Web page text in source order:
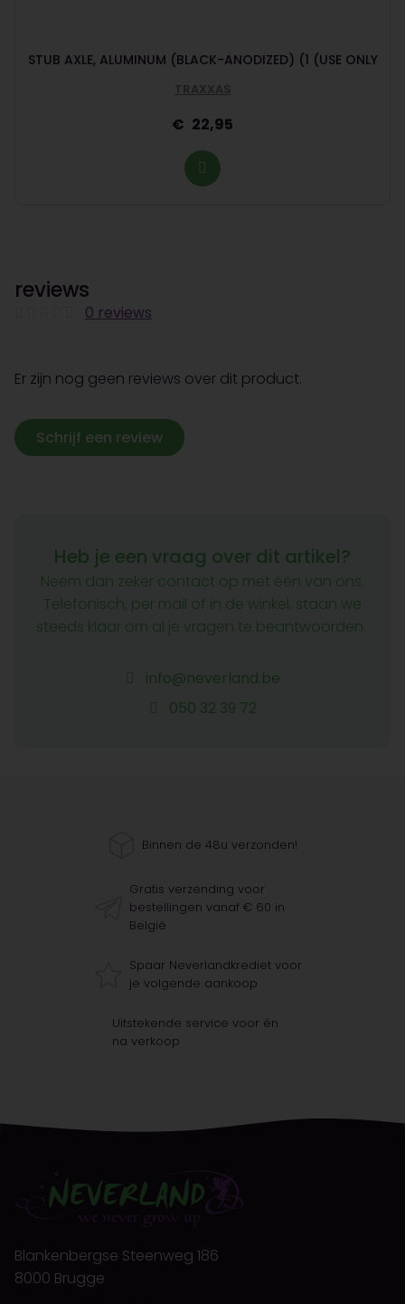
STUB AXLE, ALUMINUM (BLACK-ANODIZED) (1 (USE ONLY
TRAXXAS
22,95
reviews
0 reviews
Er zijn nog geen reviews over dit product.
Schrijf een review
Heb je een vraag over dit artikel?
Neem dan zeker contact op met één van ons.
Telefonisch, per mail of in de winkel, staan we
steeds klaar om al je vragen te beantwoorden.
info@neverland.be
050 32 39 72
Binnen de 48u verzonden!
Gratis verzending voor
bestellingen vanaf € 60 in
België
Spaar Neverlandkrediet voor
je volgende aankoop
Uitstekende service voor én
na verkoop
Blankenbergse Steenweg 186
8000 Brugge